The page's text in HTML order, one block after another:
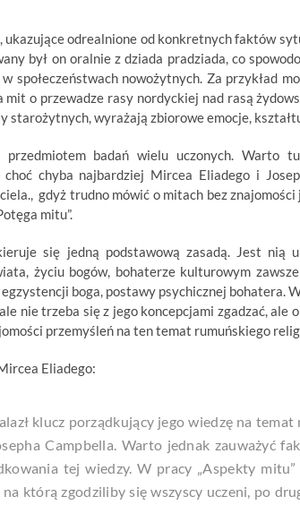
ukazujące odrealnione od konkretnych faktów
był on oralnie z dziada pradziada, co
społeczeństwach nowożytnych. Za przykład
o przewadze rasy nordyckiej nad rasą
starożytnych, wyrażają zbiorowe emocje,
badań wielu uczonych. Warto tu
chyba najbardziej Mircea Eliadego i
gdyż trudno mówić o mitach bez
mitu”.
się jedną podstawową zasadą. Jest nią
życiu bogów, bohaterze kulturowym
boga, postawy psychicznej bohatera.
nie trzeba się z jego koncepcjami zgadzać, ale
przemyśleń na ten temat rumuńskiego
Eliadego:
klucz porządkujący jego wiedzę na
Campbella. Warto jednak zauważyć
tej wiedzy. W pracy „Aspekty mitu”
którą zgodziliby się wszyscy uczeni, po